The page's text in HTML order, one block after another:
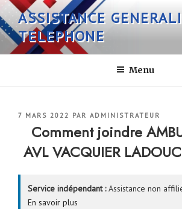
Aller
au
contenu
principal
ASSISTANCE
TELEPHONE
Menu
PUBLIÉ
7 MARS 2022 PAR ADMINISTRATEUR
Comment joindre
AVL VACQUIER
Service indépendant :Assistance non
En savoir plus